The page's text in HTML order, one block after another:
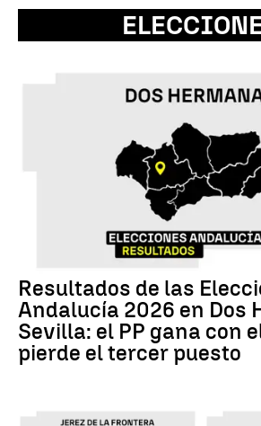
Resultados de las
Andalucía 2026 en Dos
Sevilla: el PP gana con
pierde el tercer puesto